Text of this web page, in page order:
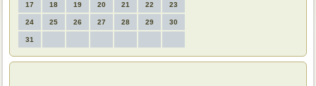
17 18 19 20 21 22 23
24 25 26 27 28 29 30
31